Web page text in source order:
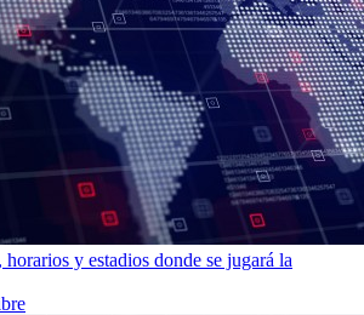
y estadios donde se jugará la